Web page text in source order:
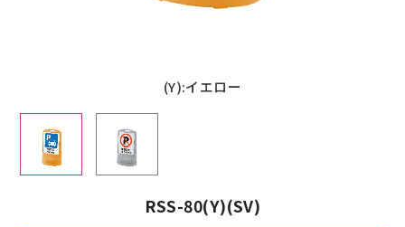
(Y):イエロー
RSS-80(Y)(SV)